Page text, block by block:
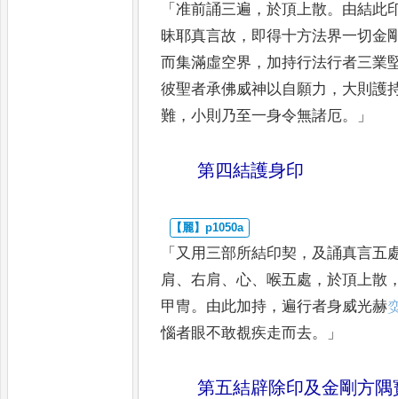
「准前誦三遍 ，於頂上散。 由結此
昧耶真言故 ， 即得十方法界一切金
而集滿虛空界 ， 加持行法行者三業
彼聖者承佛威神以自願力 ， 大則護
難 ，小則乃至一身令無諸厄。」
第四結護身印
「 又用三部所結印契 ， 及誦真言五
肩 、右肩 、心、喉五處 ，於頂上散
甲冑。 由此加持 ，遍行者身威光赫
惱者眼不敢覩疾走而去。」
第五結辟除印及金剛方隅